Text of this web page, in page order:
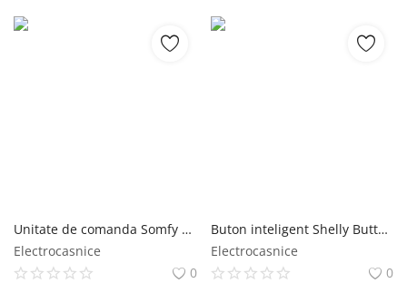
Unitate de comanda Somfy Tahoma Switch DIY, Compatibil RTS si ZigBee 3.0, Control vocal
Electrocasnice
0
Buton inteligent Shelly Button1, Functie telecomanda, Control dispozitive, Wi-Fi 2.4 GHz
Electrocasnice
0